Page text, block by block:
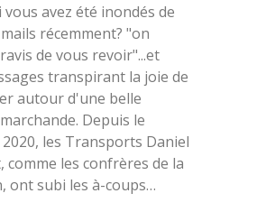
vous avez été inondés de
récemment? "on
de vous revoir"...et
transpirant la joie de
autour d'une belle
Depuis le
les Transports Daniel
comme les confrères de la
ont subi les à-coups…